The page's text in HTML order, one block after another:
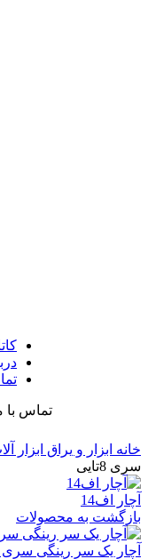
تماس با
خانه ابزار و یراق ابزار
سری 8تایی
آچار اف14
بازگشت به محصولات
آچار یک سر رینگی سری پلکانی